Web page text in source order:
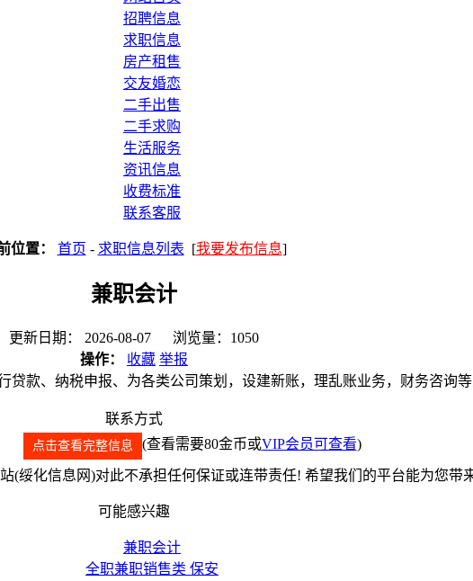
招聘信息
求职信息
房产租售
交友婚恋
二手出售
二手求购
生活服务
资讯信息
收费标准
联系客服
位置： 首页 - 求职信息列表 [我要发布信息]
兼职会计
更新日期： 2026-08-07 浏览量：1050
操作：
收藏 举报
贷款、纳税申报、为各类公司策划，设建新账，理乱账业务，财务咨询
联系方式
点击查看完整信息 (查看需要80金币或VIP会员可查看)
(绥化信息网)对此不承担任何保证或连带责任! 希望我们的平台能为您带
可能感兴趣
兼职会计
全职兼职销售类 保安